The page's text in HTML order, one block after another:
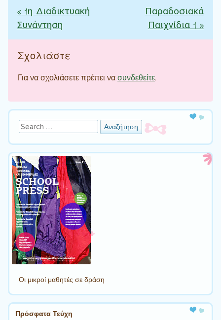
Πλοήγηση άρθρων
«1η Διαδικτυακή
Συνάντηση
Παραδοσιακά
Παιχνίδια 1»
Σχολιάστε
Για να σχολιάσετε πρέπει νασυνδεθείτε.
Αναζήτηση
Οι μικροί μαθητές σε δράση
Πρόσφατα Τεύχη